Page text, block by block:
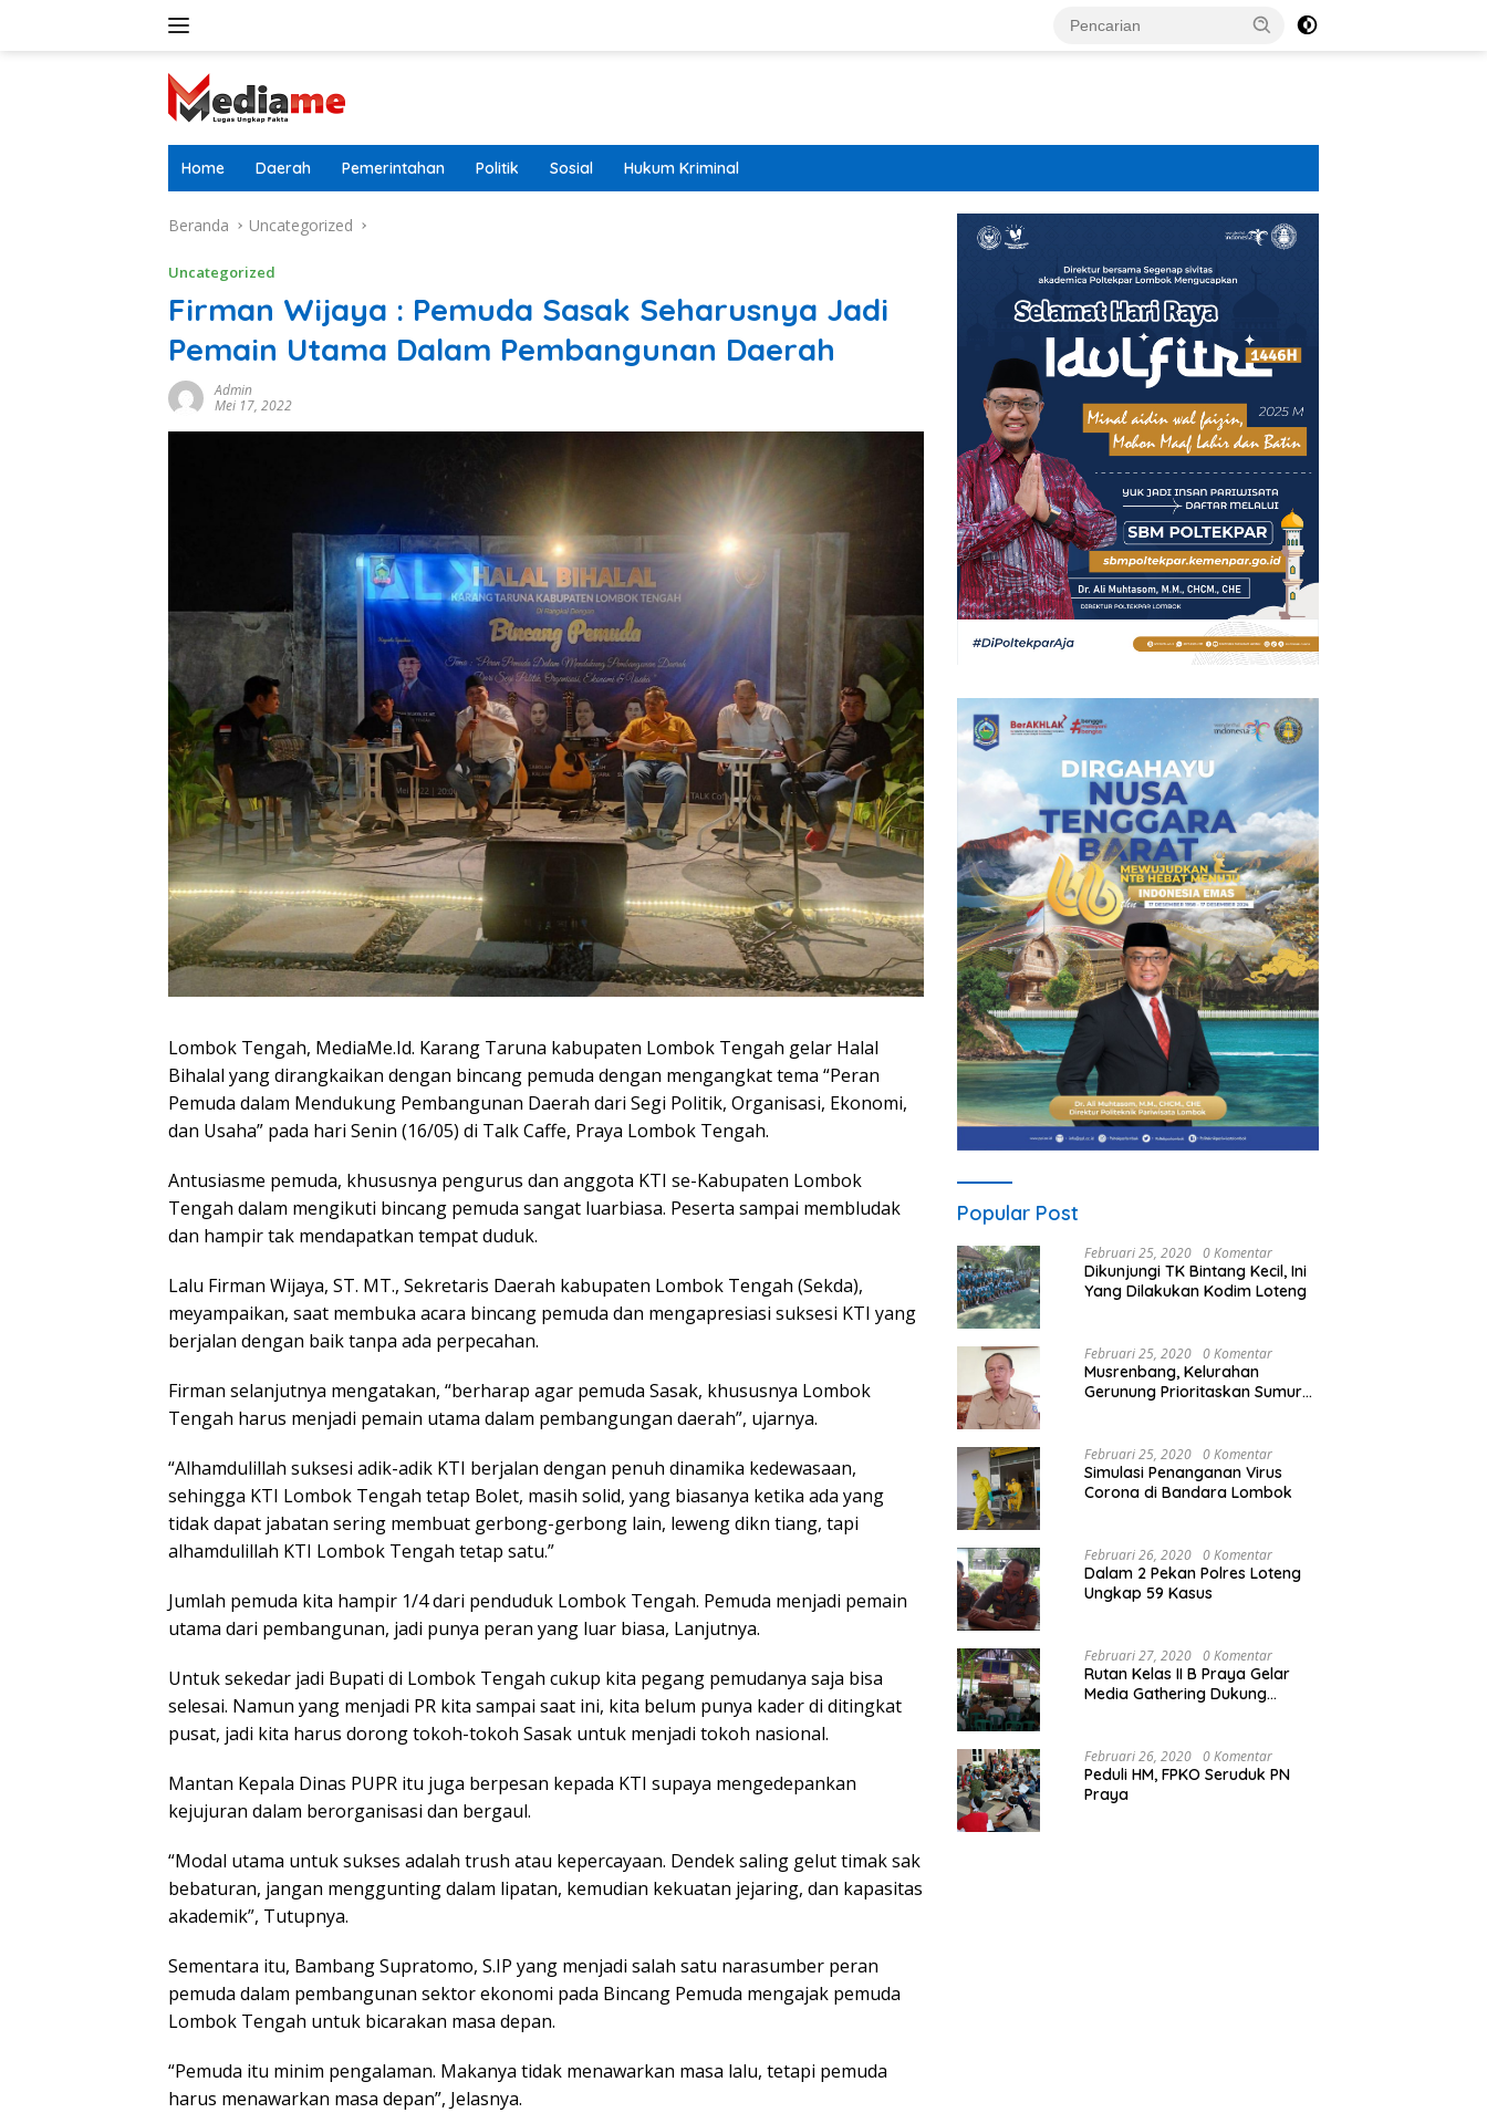
Home Daerah Pemerintahan Politik Sosial Hukum Kriminal
Beranda Uncategorized
Uncategorized
Firman Wijaya : Pemuda Sasak Seharusnya Jadi
Pemain Utama Dalam Pembangunan Daerah
Admin
Mei 17, 2022
Lombok Tengah, MediaMe.Id. Karang Taruna kabupaten Lombok Tengah gelar Halal
Bihalal yang dirangkaikan dengan bincang pemuda dengan mengangkat tema “Peran
Pemuda dalam Mendukung Pembangunan Daerah dari Segi Politik, Organisasi, Ekonomi,
dan Usaha” pada hari Senin (16/05) di Talk Caffe, Praya Lombok Tengah.
Antusiasme pemuda, khususnya pengurus dan anggota KTI se-Kabupaten Lombok
Tengah dalam mengikuti bincang pemuda sangat luarbiasa. Peserta sampai membludak
dan hampir tak mendapatkan tempat duduk.
Lalu Firman Wijaya, ST. MT., Sekretaris Daerah kabupaten Lombok Tengah (Sekda),
meyampaikan, saat membuka acara bincang pemuda dan mengapresiasi suksesi KTI yang
berjalan dengan baik tanpa ada perpecahan.
Firman selanjutnya mengatakan, “berharap agar pemuda Sasak, khususnya Lombok
Tengah harus menjadi pemain utama dalam pembangungan daerah”, ujarnya.
“Alhamdulillah suksesi adik-adik KTI berjalan dengan penuh dinamika kedewasaan,
sehingga KTI Lombok Tengah tetap Bolet, masih solid, yang biasanya ketika ada yang
tidak dapat jabatan sering membuat gerbong-gerbong lain, leweng dikn tiang, tapi
alhamdulillah KTI Lombok Tengah tetap satu.”
Jumlah pemuda kita hampir 1/4 dari penduduk Lombok Tengah. Pemuda menjadi pemain
utama dari pembangunan, jadi punya peran yang luar biasa, Lanjutnya.
Untuk sekedar jadi Bupati di Lombok Tengah cukup kita pegang pemudanya saja bisa
selesai. Namun yang menjadi PR kita sampai saat ini, kita belum punya kader di ditingkat
pusat, jadi kita harus dorong tokoh-tokoh Sasak untuk menjadi tokoh nasional.
Mantan Kepala Dinas PUPR itu juga berpesan kepada KTI supaya mengedepankan
kejujuran dalam berorganisasi dan bergaul.
“Modal utama untuk sukses adalah trush atau kepercayaan. Dendek saling gelut timak sak
bebaturan, jangan menggunting dalam lipatan, kemudian kekuatan jejaring, dan kapasitas
akademik”, Tutupnya.
Sementara itu, Bambang Supratomo, S.IP yang menjadi salah satu narasumber peran
pemuda dalam pembangunan sektor ekonomi pada Bincang Pemuda mengajak pemuda
Lombok Tengah untuk bicarakan masa depan.
“Pemuda itu minim pengalaman. Makanya tidak menawarkan masa lalu, tetapi pemuda
harus menawarkan masa depan”, Jelasnya.
Popular Post
Februari 25, 2020 0 Komentar
Dikunjungi TK Bintang Kecil, Ini
Yang Dilakukan Kodim Loteng
Februari 25, 2020 0 Komentar
Musrenbang, Kelurahan
Gerunung Prioritaskan Sumur
Februari 25, 2020 0 Komentar
Simulasi Penanganan Virus
Corona di Bandara Lombok
Februari 26, 2020 0 Komentar
Dalam 2 Pekan Polres Loteng
Ungkap 59 Kasus
Februari 27, 2020 0 Komentar
Rutan Kelas II B Praya Gelar
Media Gathering Dukung
Februari 26, 2020 0 Komentar
Peduli HM, FPKO Seruduk PN
Praya